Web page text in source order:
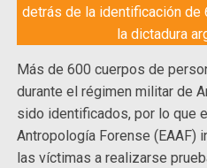
detrás de la identificación
la dictadura
Más de 600 cuerpos de
durante el régimen militar de
sido identificados, por lo que
Antropología Forense (EAAF)
las víctimas a realizarse